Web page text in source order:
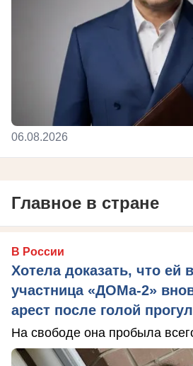
06.08.2026
Главное в стране
В России
Хотела доказать, что ей
участница «ДОМа-2»
арест после голой
На свободе она пробыла